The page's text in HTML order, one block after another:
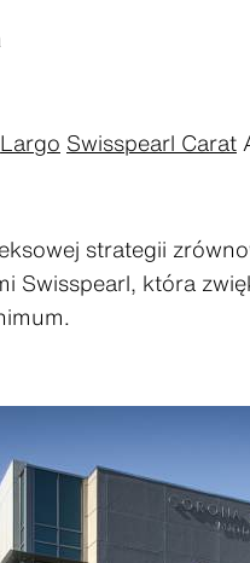
Largo Swisspearl Carat
strategii
Swisspearl, która